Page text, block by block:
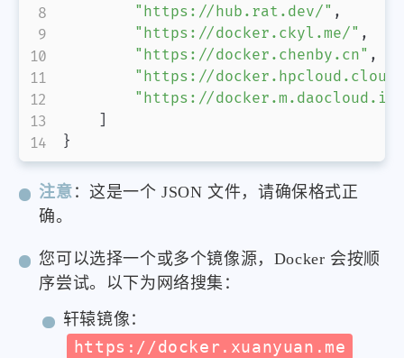
"https://hub.rat.dev/" ,
"https://docker.ckyl.me/" ,
"https://docker.chenby.cn" ,
"https://docker.hpcloud.cloud"
"https://docker.m.daocloud.io"
]
}
注意 ：这是一个 JSON 文件，请确保格式正
确。
您可以选择一个或多个镜像源，Docker 会按顺
序尝试。以下为网络搜集：
轩辕镜像：
https://docker.xuanyuan.me